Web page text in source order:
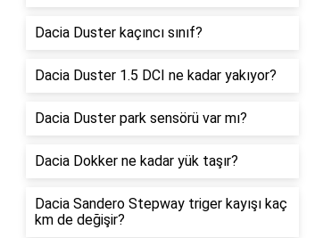
Dacia Duster kaçıncı sınıf?
Dacia Duster 1.5 DCI ne kadar yakıyor?
Dacia Duster park sensörü var mı?
Dacia Dokker ne kadar yük taşır?
Dacia Sandero Stepway triger kayışı kaç
km de değişir?